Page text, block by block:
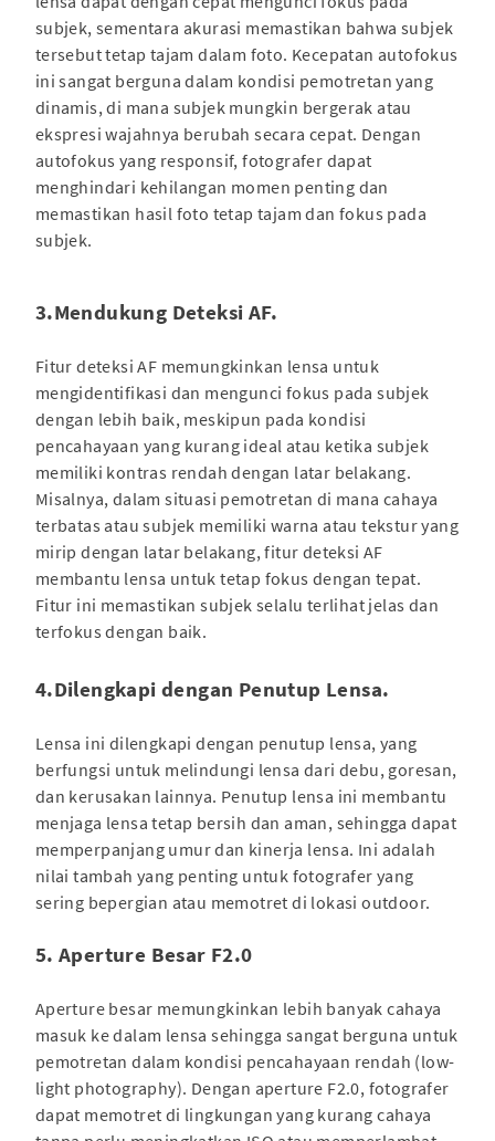
subjek, sementara akurasi memastikan bahwa subjek
tersebut tetap tajam dalam foto. Kecepatan autofokus
ini sangat berguna dalam kondisi pemotretan yang
dinamis, di mana subjek mungkin bergerak atau
ekspresi wajahnya berubah secara cepat. Dengan
autofokus yang responsif, fotografer dapat
menghindari kehilangan momen penting dan
memastikan hasil foto tetap tajam dan fokus pada
subjek.
3.Mendukung Deteksi AF.
Fitur deteksi AF memungkinkan lensa untuk
mengidentifikasi dan mengunci fokus pada subjek
dengan lebih baik, meskipun pada kondisi
pencahayaan yang kurang ideal atau ketika subjek
memiliki kontras rendah dengan latar belakang.
Misalnya, dalam situasi pemotretan di mana cahaya
terbatas atau subjek memiliki warna atau tekstur yang
mirip dengan latar belakang, fitur deteksi AF
membantu lensa untuk tetap fokus dengan tepat.
Fitur ini memastikan subjek selalu terlihat jelas dan
terfokus dengan baik.
4.Dilengkapi dengan Penutup Lensa.
Lensa ini dilengkapi dengan penutup lensa, yang
berfungsi untuk melindungi lensa dari debu, goresan,
dan kerusakan lainnya. Penutup lensa ini membantu
menjaga lensa tetap bersih dan aman, sehingga dapat
memperpanjang umur dan kinerja lensa. Ini adalah
nilai tambah yang penting untuk fotografer yang
sering bepergian atau memotret di lokasi outdoor.
5. Aperture Besar F2.0
Aperture besar memungkinkan lebih banyak cahaya
masuk ke dalam lensa sehingga sangat berguna untuk
pemotretan dalam kondisi pencahayaan rendah (low-
light photography). Dengan aperture F2.0, fotografer
dapat memotret di lingkungan yang kurang cahaya